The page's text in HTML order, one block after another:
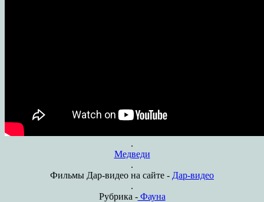
.
Медведи
.
Фильмы Дар-видео на сайте - Дар-видео
.
Рубрика -Фауна